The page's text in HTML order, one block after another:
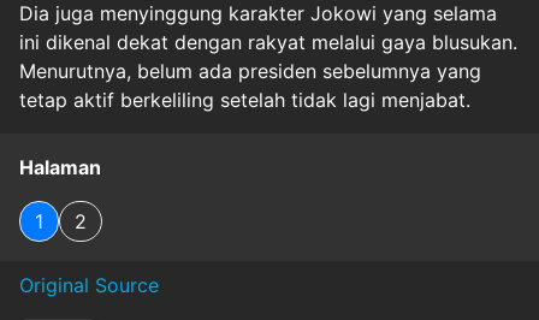
Dia juga menyinggung karakter Jokowi yang selama
ini dikenal dekat dengan rakyat melalui gaya blusukan.
Menurutnya, belum ada presiden sebelumnya yang
tetap aktif berkeliling setelah tidak lagi menjabat.
Halaman
1 2
Original Source